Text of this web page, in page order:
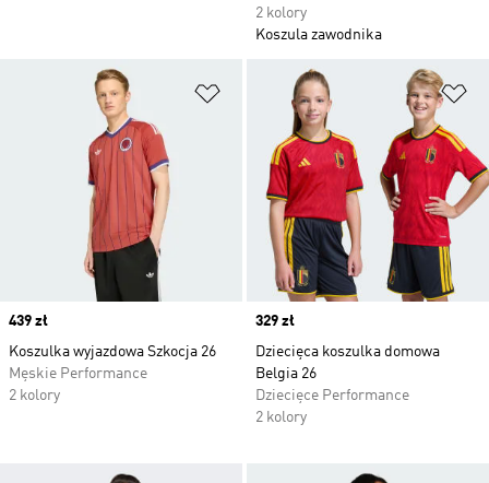
2 kolory
Koszula zawodnika
Dodaj do listy życzeń
Price
439 zł
Koszulka wyjazdowa Szkocja 26
Męskie Performance
2 kolory
Price
329 zł
Dziecięca koszulka domowa
Belgia 26
Dziecięce Performance
2 kolory